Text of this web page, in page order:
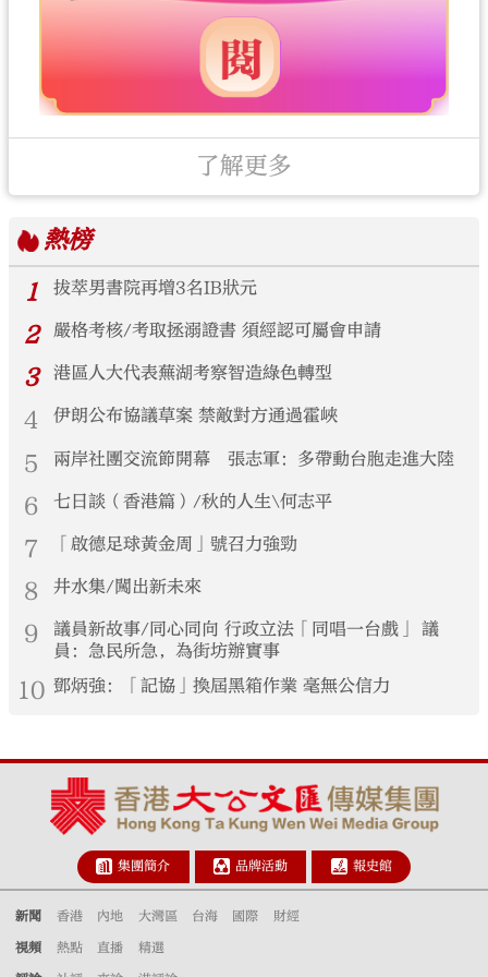
了解更多
熱榜
1
拔萃男書院再增3名IB狀元
2 嚴格考核/考取拯溺證書 須經認可屬會申請
3 港區人大代表蕪湖考察智造綠色轉型
4 伊朗公布協議草案 禁敵對方通過霍峽
5 兩岸社團交流節開幕 張志軍：多帶動台胞走進大陸
6 七日談（香港篇）/秋的人生\何志平
7 「啟德足球黃金周」號召力強勁
8 井水集/闖出新未來
9
議員新故事/同心同向 行政立法「同唱一台戲」 議
員：急民所急，為街坊辦實事
10 鄧炳強：「記協」換屆黑箱作業 毫無公信力
集團簡介 品牌活動 報史館
新聞 香港 內地 大灣區 台海 國際 財經
視頻 熱點 直播 精選